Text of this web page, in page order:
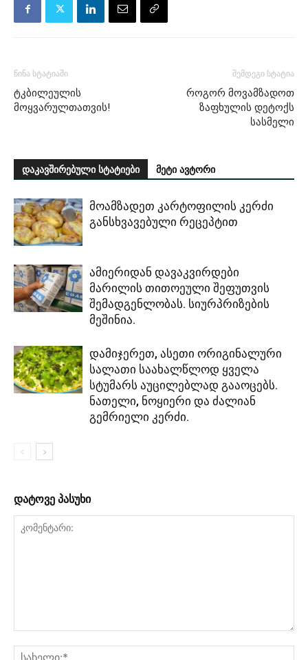
წინა სტატიაში
ტკბილეულის
მოყვარულთათვის!
შემდეგი სტატია
როგორ მოვამზადოთ
ზაფხულის დეტოქს
სასმელი
დაკავშირებული სტატიები მეტი ავტორი
მოამზადეთ კარტოფილის კერძი
განსხვავებული რეცეპტით
ამიერიდან დავაკვირდები
მარილის თითოეული შეფუთვის
შემადგენლობას. სიურპრიზების
მეშინია.
დამიჯერეთ, ასეთი ორიგინალური
სალათი საახალწლოდ ყველა
სტუმარს აუცილებლად გააოცებს.
ნათელი, ნოყიერი და ძალიან
გემრიელი კერძი.
დატოვე პასუხი